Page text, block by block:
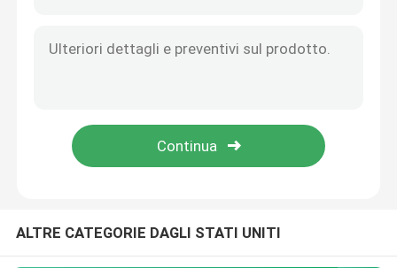
ALTRE CATEGORIE DAGLI STATI UNITI